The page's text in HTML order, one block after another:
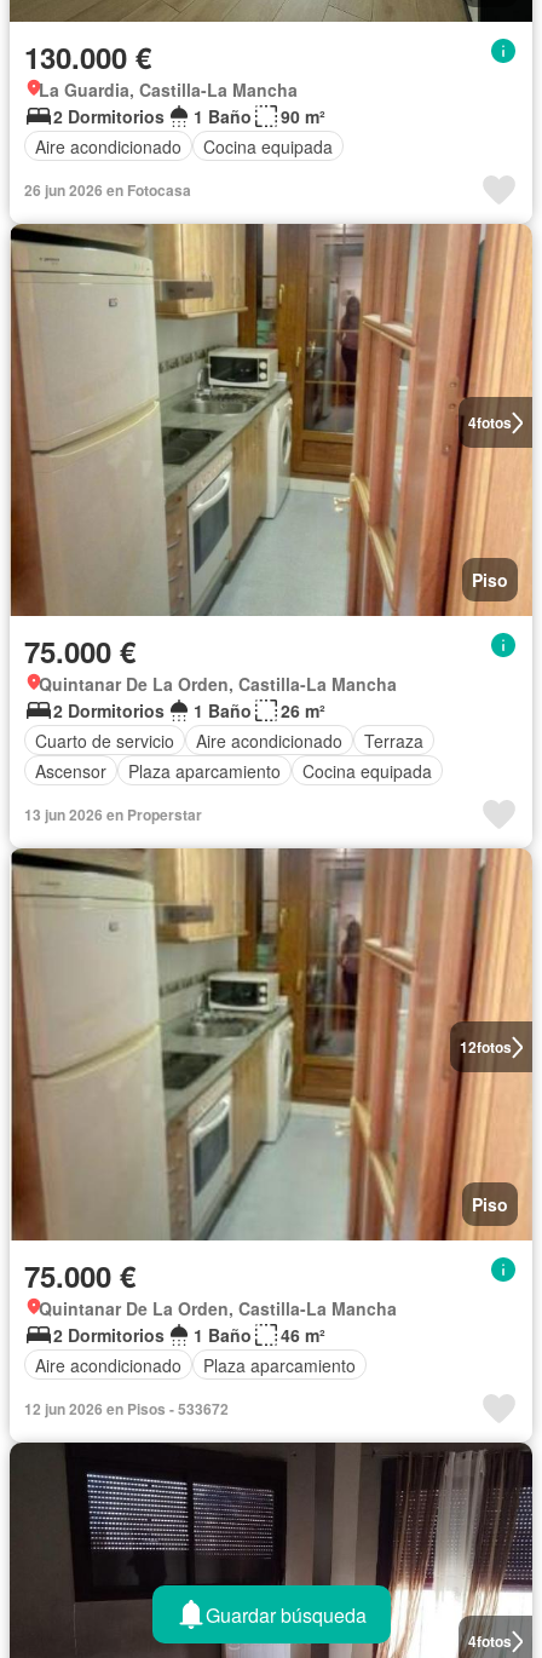
130.000 €
La Guardia, Castilla-La Mancha
2 Dormitorios
1 Baño
90 m²
Aire acondicionado
Cocina equipada
26 jun 2026 en Fotocasa
4fotos
Piso
75.000 €
Quintanar De La Orden, Castilla-La Mancha
2 Dormitorios
1 Baño
26 m²
Cuarto de servicio
Aire acondicionado
Terraza
Ascensor
Plaza aparcamiento Cocina equipada
13 jun 2026 en Properstar
12fotos
Piso
75.000 €
Quintanar De La Orden, Castilla-La Mancha
2 Dormitorios
1 Baño
46 m²
Aire acondicionado
Plaza aparcamiento
12 jun 2026 en Pisos - 533672
4fotos
Guardar búsqueda